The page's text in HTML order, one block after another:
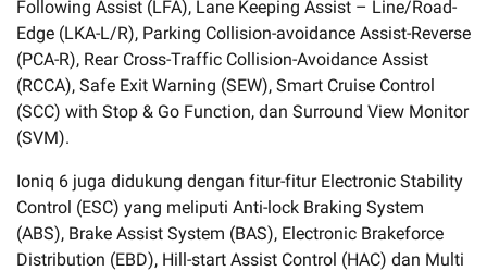
Following Assist (LFA), Lane Keeping Assist – Line/Road-
Edge (LKA-L/R), Parking Collision-avoidance Assist-Reverse
(PCA-R), Rear Cross-Traffic Collision-Avoidance Assist
(RCCA), Safe Exit Warning (SEW), Smart Cruise Control
(SCC) with Stop & Go Function, dan Surround View Monitor
(SVM).
Ioniq 6 juga didukung dengan fitur-fitur Electronic Stability
Control (ESC) yang meliputi Anti-lock Braking System
(ABS), Brake Assist System (BAS), Electronic Brakeforce
Distribution (EBD), Hill-start Assist Control (HAC) dan Multi